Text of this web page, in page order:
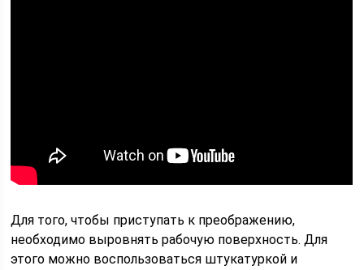
Для того, чтобы приступать к преображению,
необходимо выровнять рабочую поверхность. Для
этого можно воспользоваться штукатуркой и